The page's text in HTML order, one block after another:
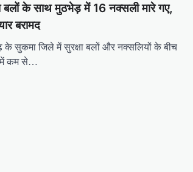
बलों के साथ मुठभेड़ में 16 नक्सली मारे गए,
बरामद
के सुकमा जिले में सुरक्षा बलों और नक्सलियों के बीच
में कम से…